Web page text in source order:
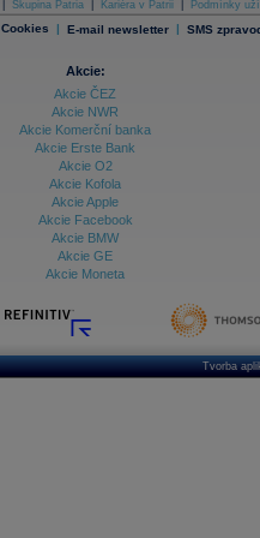
Skupina Patria Kariéra v Patrii Podmínky
Cookies | E-mail newsletter | SMS
Akcie:
Akcie ČEZ
Akcie NWR
Akcie Komerční banka
Akcie Erste Bank
Akcie O2
Akcie Kofola
Akcie Apple
Akcie Facebook
Akcie BMW
Akcie GE
Akcie Moneta
Tvorba